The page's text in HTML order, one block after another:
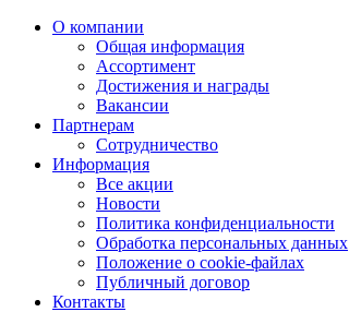
О компании
Общая информация
Ассортимент
Достижения и награды
Вакансии
Партнерам
Сотрудничество
Информация
Все акции
Новости
Политика конфиденциальности
Обработка персональных данных
Положение о cookie-файлах
Публичный договор
Контакты